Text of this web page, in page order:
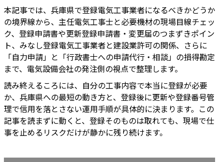
本記事では、兵庫県で登録電気工事業者になるべきかどうか
の境界線から、主任電気工事士と必要機材の現場目線チェッ
ク、登録申請書や更新登録申請書・変更届のつまずきポイン
ト、みなし登録電気工事業者と建設業許可の関係、さらに
「自力申請」と「行政書士への申請代行・相談」の損得勘定
まで、電気設備会社の発注側の視点で整理します。
読み終えるころには、自分の工事内容で本当に登録が必要
か、兵庫県への最短の動き方と、登録後に更新や登録番号管
理で信用を落とさない運用手順が具体的に決まります。この
記事を読まずに動くと、登録そのものは取れても、現場で仕
事を止めるリスクだけが静かに残り続けます。